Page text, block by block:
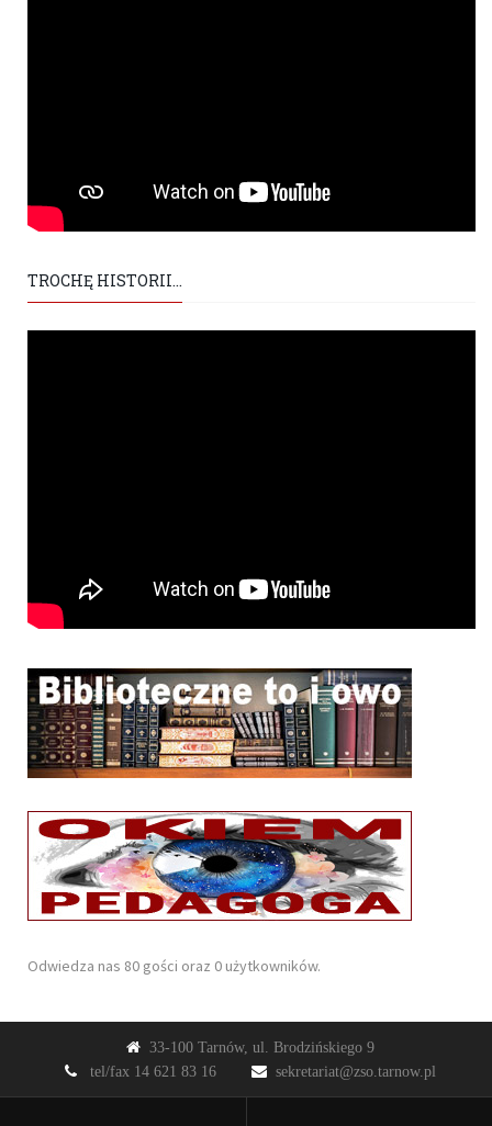
TROCHĘ HISTORII...
Odwiedza nas 80 gości oraz 0 użytkowników.
33-100 Tarnów, ul. Brodzińskiego 9
tel/fax 14 621 83 16
sekretariat@zso.tarnow.pl